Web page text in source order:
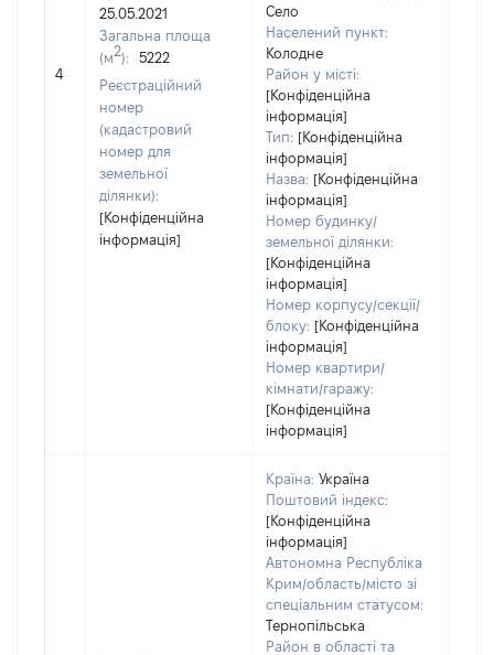
4
25.05.2021
Загальна площа
(м2):
5222
Реєстраційний
номер
(кадастровий
номер для
земельної
ділянки):
[Конфіденційна
інформація]
Село
Населений пункт:
Колодне
Район у місті:
[Конфіденційна
інформація]
Тип: [Конфіденційна
інформація]
Назва: [Конфіденційна
інформація]
Номер будинку/
земельної ділянки:
[Конфіденційна
інформація]
Номер корпусу/секції/
блоку: [Конфіденційна
інформація]
Номер квартири/
кімнати/гаражу:
[Конфіденційна
інформація]
Країна: Україна
Поштовий індекс:
[Конфіденційна
інформація]
Автономна Республіка
Крим/область/місто зі
спеціальним статусом:
Тернопільська
Район в області та